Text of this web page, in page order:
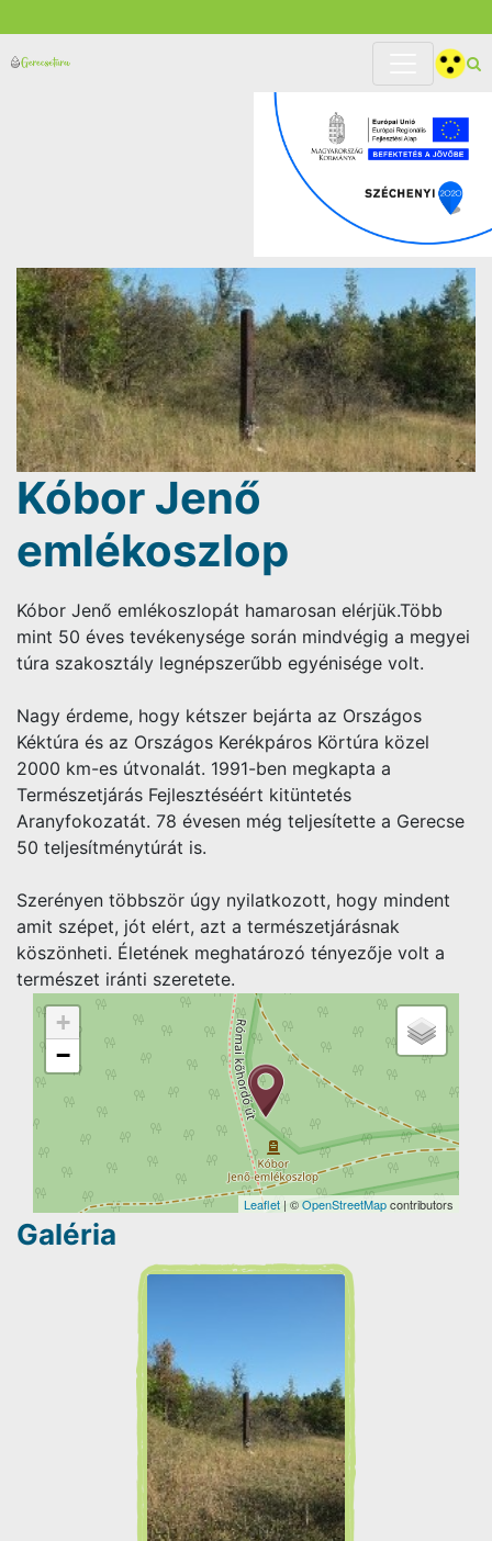
Kóbor Jenő
emlékoszlop
Kóbor Jenő emlékoszlopát hamarosan elérjük.Több
mint 50 éves tevékenysége során mindvégig a megyei
túra szakosztály legnépszerűbb egyénisége volt.
Nagy érdeme, hogy kétszer bejárta az Országos
Kéktúra és az Országos Kerékpáros Körtúra közel
2000 km-es útvonalát. 1991-ben megkapta a
Természetjárás Fejlesztéséért kitüntetés
Aranyfokozatát. 78 évesen még teljesítette a Gerecse
50 teljesítménytúrát is.
Szerényen többször úgy nyilatkozott, hogy mindent
amit szépet, jót elért, azt a természetjárásnak
köszönheti. Életének meghatározó tényezője volt a
természet iránti szeretete.
+
−
Leaflet | ©OpenStreetMapcontributors
Galéria